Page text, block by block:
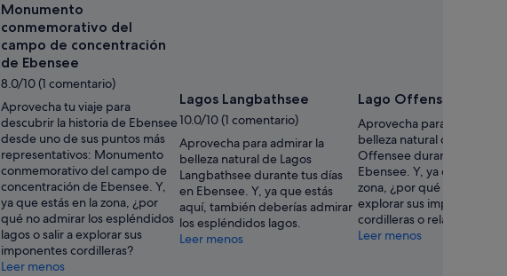
Monumento
conmemorativo del
campo de concentración
de Ebensee
8.0/10 (1 comentario)
Aprovecha tu viaje para
descubrir la historia de Ebensee
desde uno de sus puntos más
representativos: Monumento
conmemorativo del campo de
concentración de Ebensee. Y,
ya que estás en la zona, ¿por
qué no admirar los espléndidos
lagos o salir a explorar sus
imponentes cordilleras?
Leer menos
Lagos Langbathsee
10.0/10 (1 comentario)
Aprovecha para admirar la
belleza natural de Lagos
Langbathsee durante tus días
en Ebensee. Y, ya que estás
aquí, también deberías admirar
los espléndidos lagos.
Leer menos
Lago Offensee
Aprovecha para admirar la
belleza natural de Lago
Offensee durante tus días
Ebensee. Y, ya que estás
zona, ¿por qué no salir a
explorar sus imponentes
cordilleras o relajarte en el
Leer menos